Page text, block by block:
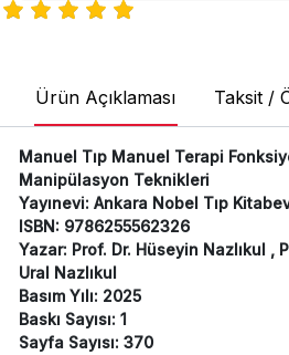
Ürün Açıklaması Taksit /
Manuel Tıp Manuel Terapi
Manipülasyon Teknikleri
Yayınevi: Ankara Nobel Tıp
ISBN: 9786255562326
Yazar: Prof. Dr. Hüseyin Nazlıkul ,
Ural Nazlıkul
Basım Yılı: 2025
Baskı Sayısı: 1
Sayfa Sayısı: 370